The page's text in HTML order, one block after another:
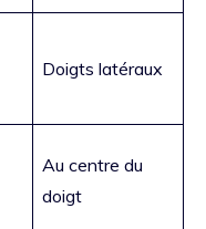
Doigts latéraux
Au centre du
doigt